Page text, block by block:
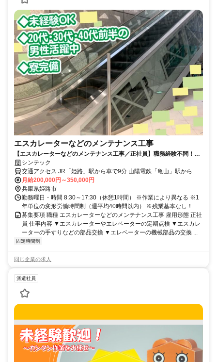
エスカレーターなどのメンテナンス工事
【エスカレーターなどのメンテナンス工事／正社員】職務経験不問！残
業ほぼナシ！待遇充実◎
シンテック
交通アクセス JR「姫路」駅から車で9分 山陽電鉄「亀山」駅から徒
歩20分
月給200,000円～350,000円
兵庫県姫路市
勤務曜日・時間 8:30～17:30（休憩1時間） ※作業により異なる ※1
年単位の変形労働時間制（週平均40時間以内） ※残業基本なし！
募集要項 職種 エスカレーターなどのメンテナンス工事 雇用形態 正社
員 仕事内容 ▼エスカレーターやエレベーターの定期点検 ▼エスカレ
ーターの手すりなどの部品交換 ▼エレベーターの機械部品の交換 ...
固定時間制
同じ企業の求人
派遣社員